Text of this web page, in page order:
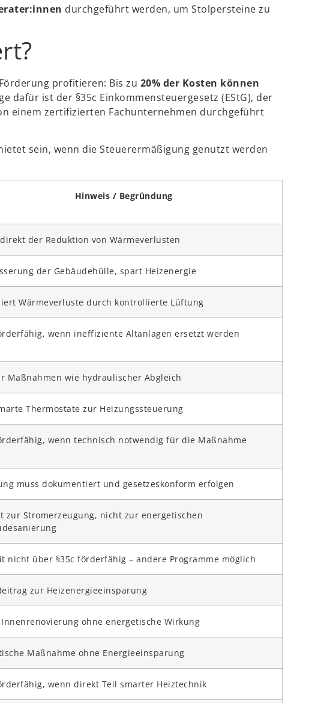
durchgeführt werden, um Stolpersteine zu
profitieren: Bis zu 20% der Kosten können
dafür ist der §35c Einkommensteuergesetz (EStG), der
einem zertifizierten Fachunternehmen durchgeführt
sein, wenn die Steuerermäßigung genutzt werden
Hinweis / Begründung
der Reduktion von Wärmeverlusten
der Gebäudehülle, spart Heizenergie
Wärmeverluste durch kontrollierte Lüftung
wenn ineffiziente Altanlagen ersetzt werden
Maßnahmen wie hydraulischer Abgleich
Thermostate zur Heizungssteuerung
wenn technisch notwendig für die Maßnahme
muss dokumentiert und gesetzeskonform erfolgen
zur Stromerzeugung, nicht zur energetischen
nicht über §35c förderfähig – andere Programme möglich
zur Heizenergieeinsparung
Innenrenovierung ohne energetische Wirkung
Maßnahme ohne Energieeinsparung
wenn direkt Teil smarter Heiztechnik